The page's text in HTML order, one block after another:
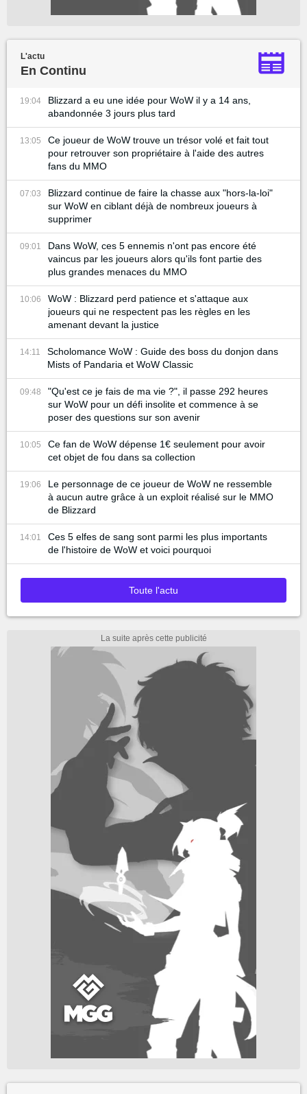
L'actu
En Continu
19:04
Blizzard a eu une idée pour WoW il y a 14 ans,
abandonnée 3 jours plus tard
13:05
Ce joueur de WoW trouve un trésor volé et fait tout
pour retrouver son propriétaire à l'aide des autres
fans du MMO
07:03
Blizzard continue de faire la chasse aux "hors-la-loi"
sur WoW en ciblant déjà de nombreux joueurs à
supprimer
09:01
Dans WoW, ces 5 ennemis n'ont pas encore été
vaincus par les joueurs alors qu'ils font partie des
plus grandes menaces du MMO
10:06
WoW : Blizzard perd patience et s'attaque aux
joueurs qui ne respectent pas les règles en les
amenant devant la justice
14:11
Scholomance WoW : Guide des boss du donjon dans
Mists of Pandaria et WoW Classic
09:48
"Qu'est ce je fais de ma vie ?", il passe 292 heures
sur WoW pour un défi insolite et commence à se
poser des questions sur son avenir
10:05
Ce fan de WoW dépense 1€ seulement pour avoir
cet objet de fou dans sa collection
19:06
Le personnage de ce joueur de WoW ne ressemble
à aucun autre grâce à un exploit réalisé sur le MMO
de Blizzard
14:01
Ces 5 elfes de sang sont parmi les plus importants
de l'histoire de WoW et voici pourquoi
Toute l'actu